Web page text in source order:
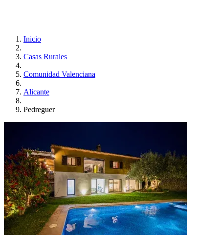
Inicio
Casas Rurales
Comunidad Valenciana
Alicante
Pedreguer